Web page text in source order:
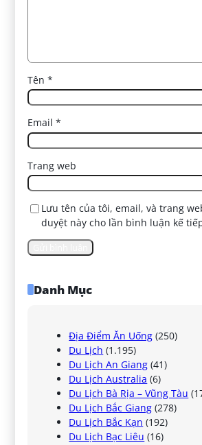
Tên*
Email*
Trang web
Lưu tên của tôi, email, và trang
duyệt này cho lần bình luận kế
Danh Mục
Địa Điểm Ăn Uống (250)
Du Lịch (1.195)
Du Lịch An Giang (41)
Du Lịch Australia (6)
Du Lịch Bà Rịa – Vũng Tàu
Du Lịch Bắc Giang (278)
Du Lịch Bắc Kạn (192)
Du Lịch Bạc Liêu (16)